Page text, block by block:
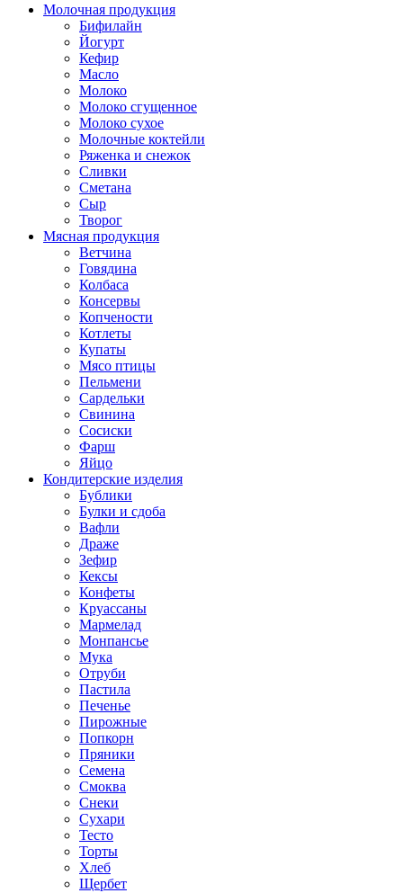
Молочная продукция
Бифилайн
Йогурт
Кефир
Масло
Молоко
Молоко сгущенное
Молоко сухое
Молочные коктейли
Ряженка и снежок
Сливки
Сметана
Сыр
Творог
Мясная продукция
Ветчина
Говядина
Колбаса
Консервы
Копчености
Котлеты
Купаты
Мясо птицы
Пельмени
Сардельки
Свинина
Сосиски
Фарш
Яйцо
Кондитерские изделия
Бублики
Булки и сдоба
Вафли
Драже
Зефир
Кексы
Конфеты
Круассаны
Мармелад
Монпансье
Мука
Отруби
Пастила
Печенье
Пирожные
Попкорн
Пряники
Семена
Смоква
Снеки
Сухари
Тесто
Торты
Хлеб
Щербет